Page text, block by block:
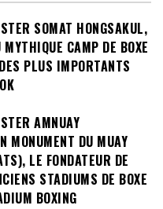
SOMAT HONGSAKUL,
MYTHIQUE CAMP DE BOXE
PLUS IMPORTANTS
AMNUAY
MONUMENT DU MUAY
LE FONDATEUR DE
STADIUMS DE BOXE
BOXING